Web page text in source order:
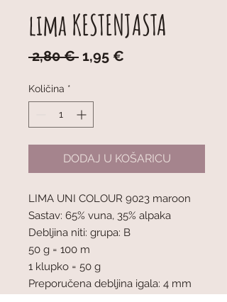
lima KESTENJASTA
2,80 € Redovna
1,95 €
Količina *
DODAJ U KOŠARICU
LIMA UNI COLOUR 9023 maroon
Sastav: 65% vuna, 35% alpaka
Debljina niti: grupa: B
50 g = 100 m
1 klupko = 50 g
Preporučena debljina igala: 4 mm